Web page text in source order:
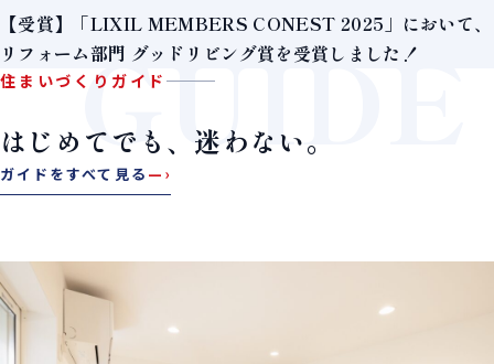
【受賞】「LIXIL MEMBERS CONEST 2025」において、
リフォーム部門 グッドリビング賞を受賞しました！
GUIDE
住まいづくりガイド
はじめてでも、迷わない。
ガイドをすべて見る —›